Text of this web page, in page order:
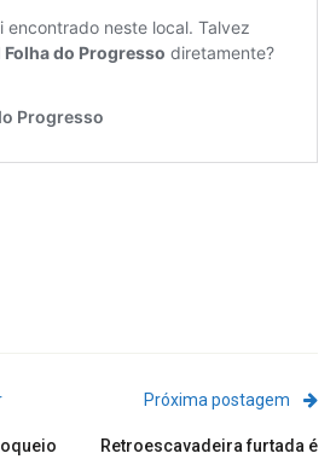
Próxima postagem
Retroescavadeira furtada é